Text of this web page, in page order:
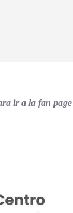
ir a la fan page